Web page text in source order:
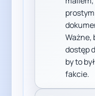
Ważne,
dostęp
by to
fakcie.